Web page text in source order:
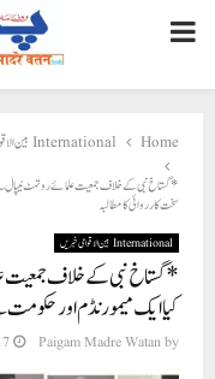
PRIMARY
MENU
Home
International بین الاقوامی خبریں
*گستاخ نبی کے خلاف جمعیت علمائے روتہٹ
سخت کارروائی کا مطالبہ
International بین الاقوامی خبریں
*گستاخ نبی کے خلاف جمعیت
کیا ایک میمورنڈم اور
by
Paigam Madre Watan
17